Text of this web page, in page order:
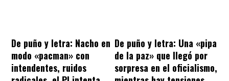
De puño y letra: Nacho en
modo «pacman» con
intendentes, ruidos
De puño y letra: Una «pipa
de la paz» que llegó por
sorpresa en el oficialismo,